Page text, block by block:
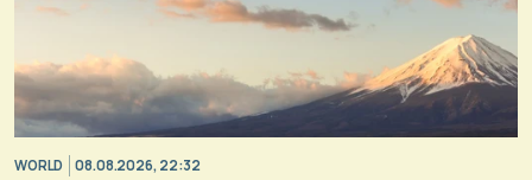
WORLD 08.08.2026, 22:32